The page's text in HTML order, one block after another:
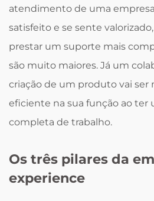
atendimento de uma
satisfeito e se sente
prestar um suporte mais
são muito maiores. Já um
criação de um produto vai ser
eficiente na sua função ao ter
completa de trabalho.
Os três pilares da
experience